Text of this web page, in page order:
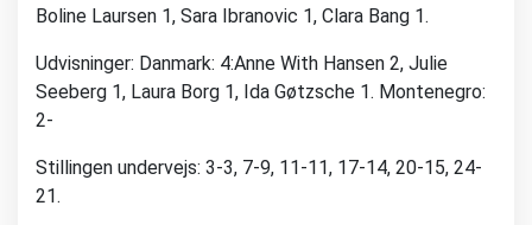
Boline Laursen 1, Sara Ibranovic 1, Clara Bang 1.
Udvisninger: Danmark: 4:Anne With Hansen 2, Julie
Seeberg 1, Laura Borg 1, Ida Gøtzsche 1. Montenegro:
2-
Stillingen undervejs: 3-3, 7-9, 11-11, 17-14, 20-15, 24-
21.